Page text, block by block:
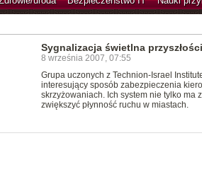
Sygnalizacja świetlna przyszłości
8 września 2007, 07:55
Grupa uczonych z Technion-Israel
interesujący sposób zabezpieczenia
skrzyżowaniach. Ich system nie tylko ma
zwiększyć płynność ruchu w miastach.